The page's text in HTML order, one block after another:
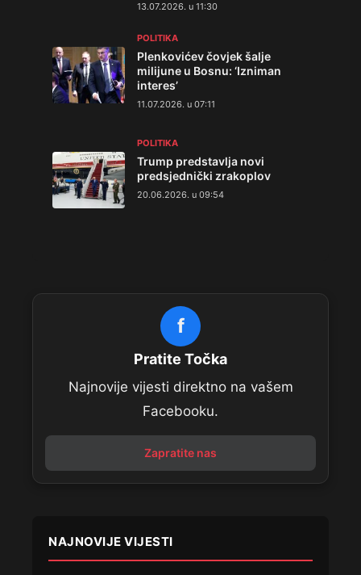
13.07.2026. u 11:30
POLITIKA
Plenkovićev čovjek šalje
milijune u Bosnu: ‘Izniman
interes’
11.07.2026. u 07:11
POLITIKA
Trump predstavlja novi
predsjednički zrakoplov
20.06.2026. u 09:54
f
Pratite Točka
Najnovije vijesti direktno na vašem
Facebooku.
Zapratite nas
NAJNOVIJE VIJESTI